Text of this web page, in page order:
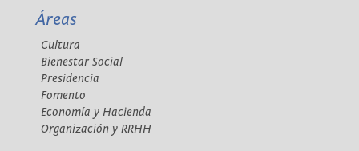
Áreas
Cultura
Bienestar Social
Presidencia
Fomento
Economía y Hacienda
Organización y RRHH